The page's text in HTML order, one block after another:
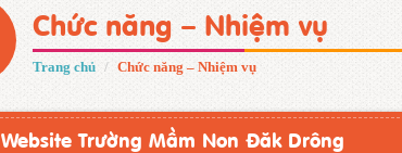
Chức năng – Nhiệm vụ
Trang chủ Chức năng – Nhiệm vụ
Website Trường Mầm Non Đăk Drông